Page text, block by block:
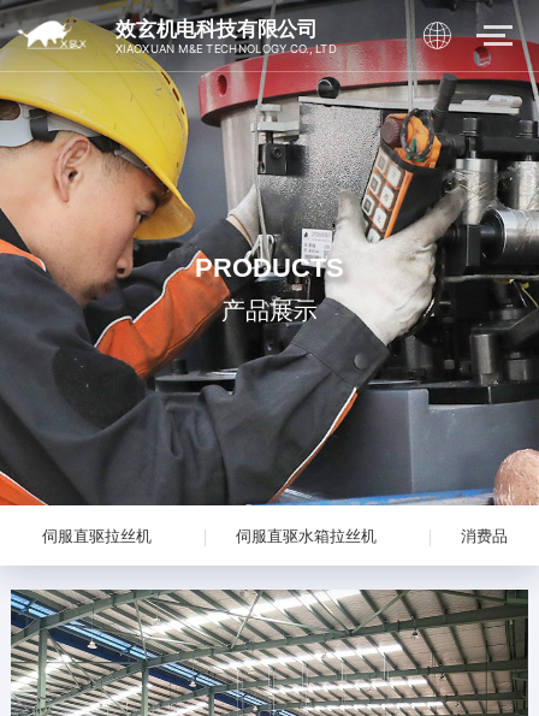
效玄机电科技有限公司
XIAOXUAN M&E TECHNOLOGY CO., LTD
PRODUCTS
产品展示
伺服直驱拉丝机 伺服直驱水箱拉丝机 消费品